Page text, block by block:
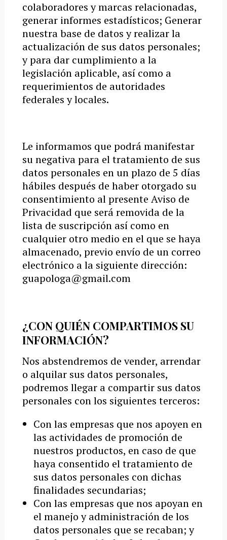
colaboradores y marcas relacionadas,
generar informes estadísticos; Generar
nuestra base de datos y realizar la
actualización de sus datos personales;
y para dar cumplimiento a la
legislación aplicable, así como a
requerimientos de autoridades
federales y locales.
Le informamos que podrá manifestar
su negativa para el tratamiento de sus
datos personales en un plazo de 5 días
hábiles después de haber otorgado su
consentimiento al presente Aviso de
Privacidad que será removida de la
lista de suscripción así como en
cualquier otro medio en el que se haya
almacenado, previo envío de un correo
electrónico a la siguiente dirección:
guapologa@gmail.com
¿CON QUIÉN COMPARTIMOS SU
INFORMACIÓN?
Nos abstendremos de vender, arrendar
o alquilar sus datos personales,
podremos llegar a compartir sus datos
personales con los siguientes terceros:
Con las empresas que nos apoyen en
las actividades de promoción de
nuestros productos, en caso de que
haya consentido el tratamiento de
sus datos personales con dichas
finalidades secundarias;
Con las empresas que nos apoyan en
el manejo y administración de los
datos personales que se recaban; y